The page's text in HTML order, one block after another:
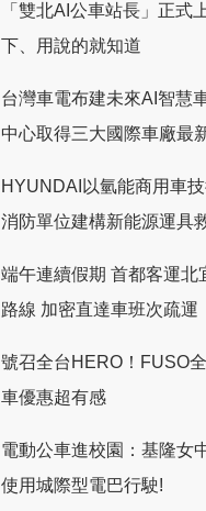
「雙北AI公車站長」正式
下、用說的就知道
台灣車電布建未來AI智慧
中心取得三大國際車廠最
HYUNDAI以氫能商用車
消防單位建構新能源運具
端午連續假期 首都客運北
路線 加密直達車班次疏運
號召全台HERO！FUSO
車優惠超有感
電動公車進校園：基隆女
使用城際型電巴行駛!